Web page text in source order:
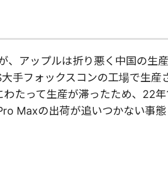
、アップルは折り悪く中国の生
手フォックスコンの工場で生産
たって生産が滞ったため、22
Maxの出荷が追いつかない事